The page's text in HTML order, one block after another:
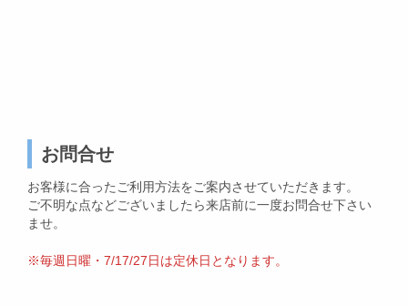
お問合せ
お客様に合ったご利用方法をご案内させていただきます。
ご不明な点などございましたら来店前に一度お問合せ下さい
ませ。
※毎週日曜・7/17/27日は定休日となります。